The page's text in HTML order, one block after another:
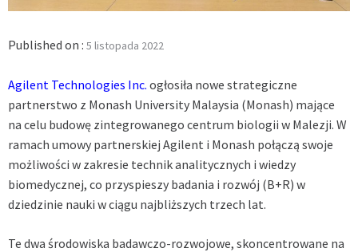
Published on : 5 listopada 2022
Agilent Technologies Inc. ogłosiła nowe strategiczne
partnerstwo z Monash University Malaysia (Monash) mające
na celu budowę zintegrowanego centrum biologii w Malezji. W
ramach umowy partnerskiej Agilent i Monash połączą swoje
możliwości w zakresie technik analitycznych i wiedzy
biomedycznej, co przyspieszy badania i rozwój (B+R) w
dziedzinie nauki w ciągu najbliższych trzech lat.
Te dwa środowiska badawczo-rozwojowe, skoncentrowane na